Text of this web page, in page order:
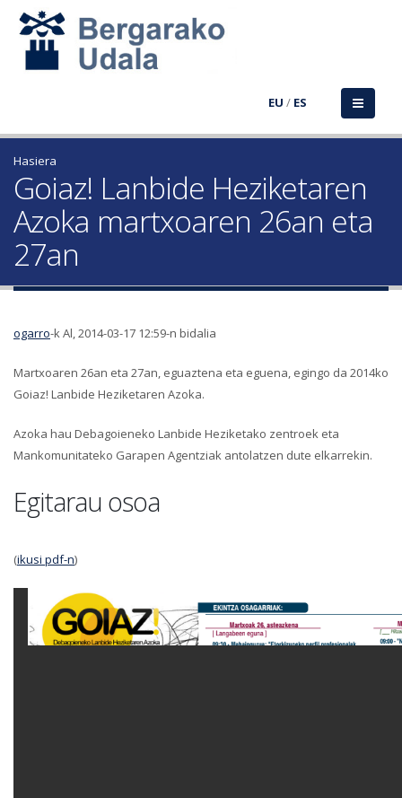
EU / ES
Hasiera
Goiaz! Lanbide Heziketaren
Azoka martxoaren 26an eta
27an
ogarro-k Al, 2014-03-17 12:59-n bidalia
Martxoaren 26an eta 27an, eguaztena eta eguena, egingo da 2014ko
Goiaz! Lanbide Heziketaren Azoka.
Azoka hau Debagoieneko Lanbide Heziketako zentroek eta
Mankomunitateko Garapen Agentziak antolatzen dute elkarrekin.
Egitarau osoa
(ikusi pdf-n)